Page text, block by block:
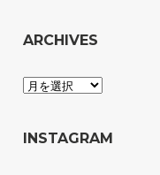
ARCHIVES
Archives
INSTAGRAM